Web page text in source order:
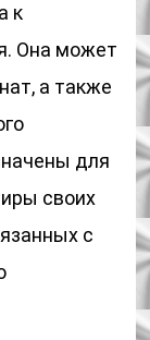
к
Она может
а также
для
своих
с